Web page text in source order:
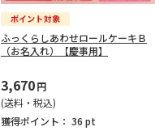
ふっくらしあわせロールケーキＢ
（お名入れ）【慶事用】
3,670円
(送料・税込)
獲得ポイント： 36 pt